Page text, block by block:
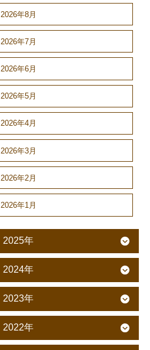
2026年8月
2026年7月
2026年6月
2026年5月
2026年4月
2026年3月
2026年2月
2026年1月
2025年
2024年
2023年
2022年